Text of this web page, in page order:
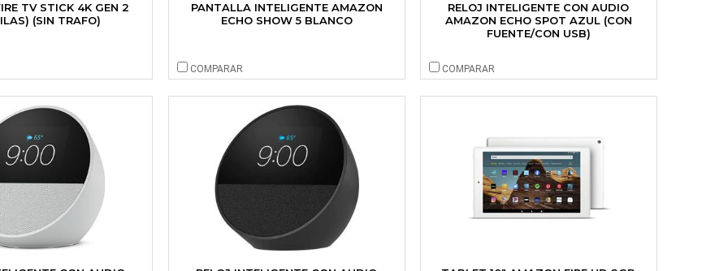
TV STICK 4K GEN 2
(SIN TRAFO)
PANTALLA INTELIGENTE AMAZON
ECHO SHOW 5 BLANCO
COMPARAR
RELOJ INTELIGENTE CON AUDIO
AMAZON ECHO SPOT AZUL (CON
FUENTE/CON USB)
COMPARAR